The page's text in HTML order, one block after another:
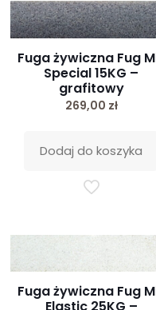
Fuga żywiczna Fug
Special 15KG –
grafitowy
269,00 zł
Dodaj do koszyka
Fuga żywiczna Fug